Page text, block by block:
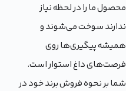
محصول ما را در لحظه نیاز
ندارند سوخت می‌شوند و
همیشه پیگیری‌ها روی
فرصت‌های داغ استوار است.
شما بر نحوه فروش برند خود در